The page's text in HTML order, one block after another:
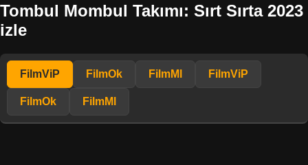
Tombul Mombul Takımı: Sırt Sırta 2023
izle
FilmViP FilmOk FilmMl FilmViP
FilmOk FilmMl